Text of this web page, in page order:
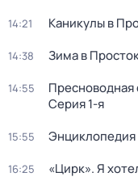
14:21 Каникулы в
14:38 Зима в
14:55 Пресноводная
Серия 1-я
15:55 Энциклопедия
16:25 «Цирк». Я